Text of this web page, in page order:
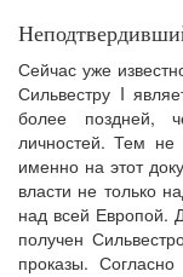
Сейчас уже
Сильвестру I
более поздней,
личностей. Тем не
именно на этот
власти не только
над всей Европой.
получен
проказы.